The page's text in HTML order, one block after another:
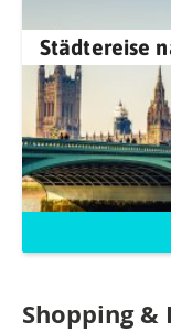
Städtereise
Shopping &